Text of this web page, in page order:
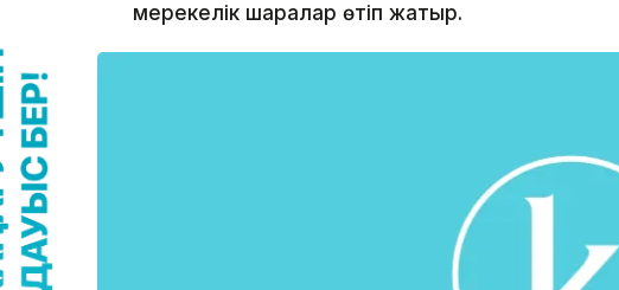
мерекелік шаралар өтіп жатыр.